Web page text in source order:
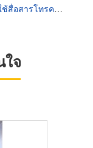
สารโทรคมนาคม
จ